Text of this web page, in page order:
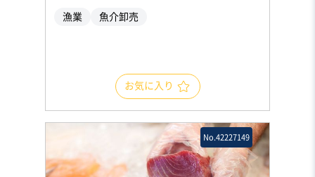
漁業 魚介卸売
お気に入り
No.42227149